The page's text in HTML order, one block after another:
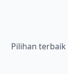
Pilihan terbaik